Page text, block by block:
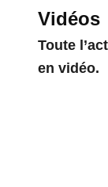
Vidéos
Toute
en vidéo.